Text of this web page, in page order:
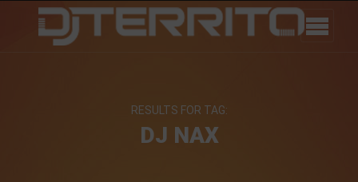
RESULTS FOR TAG:
DJ NAX